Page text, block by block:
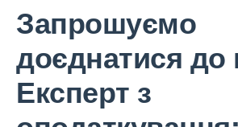
Запрошуємо
доєднатися до
Експерт з